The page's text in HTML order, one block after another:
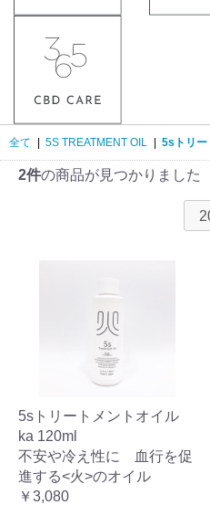
全て 5S TREATMENT OIL 5sトリ
2件の商品が見つかりました
5sトリートメントオイル
ka 120ml
不安や冷え性に 血行を促
進する<火>のオイル
￥3,080